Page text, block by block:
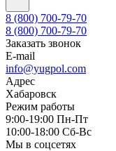
8 (800) 700-79-70
8 (800) 700-79-70
Заказать звонок
E-mail
info@yugpol.com
Адрес
Хабаровск
Режим работы
9:00-19:00 Пн-Пт
10:00-18:00 Cб-Вс
Мы в соцсетях